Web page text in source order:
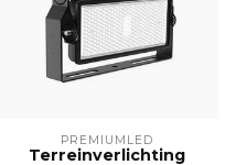
PREMIUMLED
Terreinverlichting